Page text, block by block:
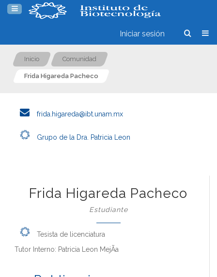
Iniciar sesión
Inicio Comunidad
Frida Higareda Pacheco
frida.higareda@ibt.unam.mx
Grupo de la Dra. Patricia Leon
Frida Higareda Pacheco
Estudiante
Tesista de licenciatura
Tutor Interno: Patricia Leon MejÃ­a